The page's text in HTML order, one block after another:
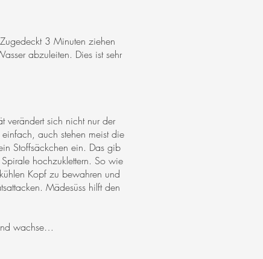
3 Minuten ziehen
abzuleiten. Dies ist sehr
verändert sich nicht nur der
auch stehen meist die
Stoffsäckchen ein. Das gib
hochzuklettern. So wie
Kopf zu bewahren und
Mädesüss hilft den
wachse…